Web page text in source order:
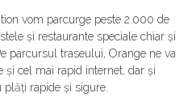
vom parcurge peste 2.000 de
și restaurante speciale chiar și
parcursul traseului, Orange ne va
și cel mai rapid internet, dar și
rapide și sigure.